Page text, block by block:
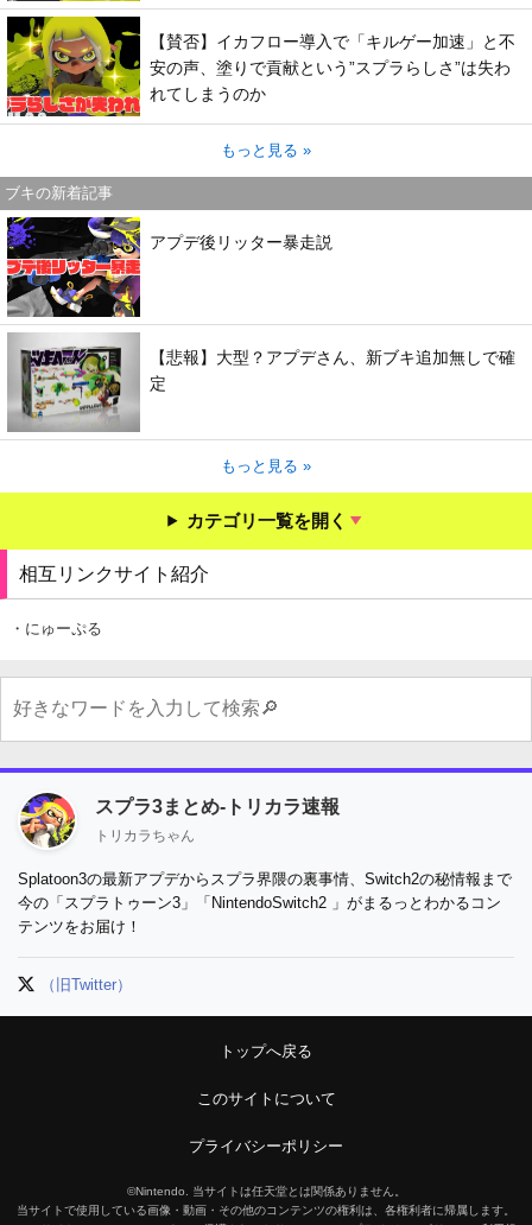
【賛否】イカフロー導入で「キルゲー加速」と不
安の声、塗りで貢献という”スプラらしさ”は失わ
れてしまうのか
もっと見る »
ブキの新着記事
アプデ後リッター暴走説
【悲報】大型？アプデさん、新ブキ追加無しで確
定
もっと見る »
カテゴリ一覧を開く
相互リンクサイト紹介
・にゅーぷる
スプラ3まとめ-トリカラ速報
トリカラちゃん
Splatoon3の最新アプデからスプラ界隈の裏事情、Switch2の秘情報まで
今の「スプラトゥーン3」「NintendoSwitch2 」がまるっとわかるコン
テンツをお届け！
（旧Twitter）
トップへ戻る
このサイトについて
プライバシーポリシー
©Nintendo. 当サイトは任天堂とは関係ありません。
当サイトで使用している画像・動画・その他のコンテンツの権利は、各権利者に帰属します。